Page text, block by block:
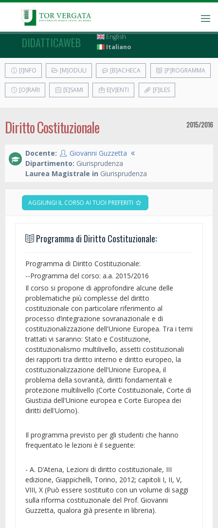
DIDATTICAWEB
English
Italiano
[I]NFO [M]ODULI [B]ACHECA [P]ROGRAMMA
[O]RARI [E]SAMI E[V]ENTI [F]ILES
Diritto Costituzionale 2015/2016
Docente:
Giovanni Guzzetta
Dipartimento: Giurisprudenza
Laurea Magistrale in Giurisprudenza
AGGIUNGI IL CORSO AI TUOI PREFERITI
Programma di Diritto Costituzionale:
Programma di Diritto Costituzionale:
--Programma del corso: a.a. 2015/2016
Il corso si propone di approfondire alcune delle
problematiche più complesse del diritto
costituzionale con particolare riferimento al
processo d’integrazione sovranazionale e di
costituzionalizzazione dell'Unione Europea. Tra i temi
trattati vi saranno: Stato e Costituzione,
costituzionalismo multilivello, assetti costituzionali
dei rapporti tra diritto interno e diritto europeo, la
costituzionalizzazione dell'Unione Europea, il
problema della sovranità, diritti fondamentali e
protezione multilivello (Corte Costituzionale, Corte di
Giustizia dell'Unione europea e Corte Europea dei
diritti dell'Uomo).
Il programma previsto per gli studenti che hanno
frequentato le lezioni è il seguente:
- A. D’Atena, Lezioni di diritto costituzionale, III
edizione, Giappichelli, Torino, 2012; capitoli I, II, V,
VIII, X (Può essere sostituito con un volume di saggi
sulla riforma costituzionale del Prof. Giovanni
Guzzetta, qualora già presente in libreria).